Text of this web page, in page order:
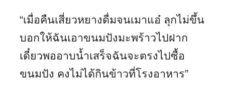
“เมื่อคืนเสี่ยวหยางดื่มจนเมาแอ๋ ลุกไม่ขึ้น
บอกให้ฉันเอาขนมปังมะพร้าวไปฝาก
เดี๋ยวพออาบน้ำเสร็จฉันจะตรงไปซื้อ
ขนมปัง คงไม่ได้กินข้าวที่โรงอาหาร”